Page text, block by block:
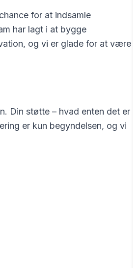
for at indsamle
har lagt i at bygge
og vi er glade for at være
Din støtte – hvad enten det er
er kun begyndelsen, og vi